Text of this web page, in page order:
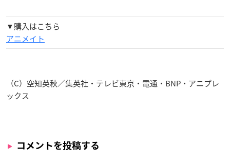
▼購入はこちら
アニメイト
（C）空知英秋／集英社・テレビ東京・電通・BNP・アニプレ
ックス
コメントを投稿する